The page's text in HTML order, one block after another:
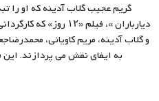
گریم عجیب گلاب آدینه که او را
دیارباران »، فیلم «۱۲
و گلاب آدینه، مریم کاویانی،